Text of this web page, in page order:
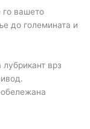
го вашето
до големината и
врз